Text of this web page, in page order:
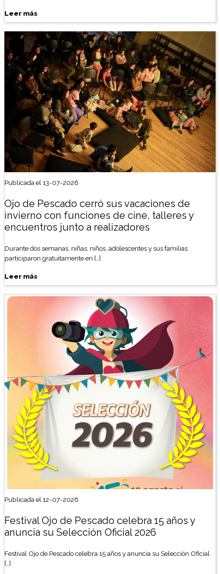
Leer más
Publicada el 13-07-2026
Ojo de Pescado cerró sus vacaciones de
invierno con funciones de cine, talleres y
encuentros junto a realizadores
Durante dos semanas, niñas, niños, adolescentes y sus familias
participaron gratuitamente en […]
Leer más
Publicada el 12-07-2026
Festival Ojo de Pescado celebra 15 años y
anuncia su Selección Oficial 2026
Festival Ojo de Pescado celebra 15 años y anuncia su Selección Oficial
[…]